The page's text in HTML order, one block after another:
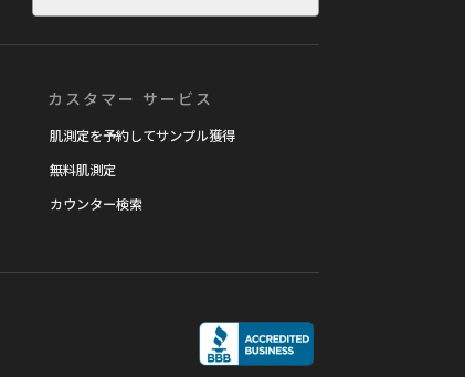
カスタマー サービス
肌測定を予約してサンプル獲得
無料肌測定
カウンター検索